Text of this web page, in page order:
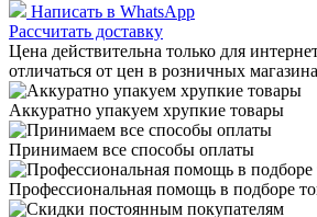
Написать в WhatsApp
Рассчитать доставку
Цена действительна только для
отличаться от цен в розничных
Аккуратно упакуем хрупкие товары
Принимаем все способы оплаты
Профессиональная помощь в подборе